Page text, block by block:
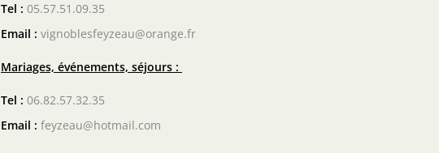
Tel : 05.57.51.09.35
Email : vignoblesfeyzeau@orange.fr
Mariages, événements, séjours :
Tel : 06.82.57.32.35
Email : feyzeau@hotmail.com